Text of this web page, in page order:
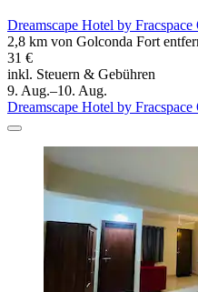
Dreamscape Hotel by
2,8 km von Golconda Fort
31 €
inkl. Steuern & Gebühren
9. Aug.–10. Aug.
Dreamscape Hotel by